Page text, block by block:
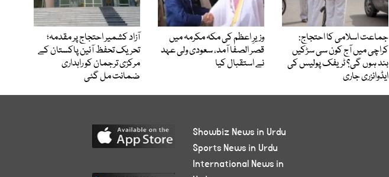
جماعت اسلامی کا احتجاج:
کراچی میں آج کون سی سڑکیں
بند ہوں گی؟ ٹریفک پولیس کی
ایڈوائزری جاری
وزیرِ اعظم کی مکہ مکرمہ میں
قصر الصفا آمد، سعودی ولی عہد
نے استقبال کیا
آزاد کشمیر احتجاج پر مقدمہ؛
تحریک تحفظ آئین پاکستان کے
مرکزی ترجمان کو راہداری
ضمانت مل گئی
Showbiz News in Urdu
Sports News in Urdu
International News in